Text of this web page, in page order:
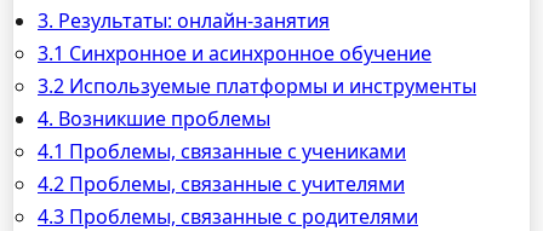
3. Результаты: онлайн-занятия
3.1 Синхронное и асинхронное обучение
3.2 Используемые платформы и инструменты
4. Возникшие проблемы
4.1 Проблемы, связанные с учениками
4.2 Проблемы, связанные с учителями
4.3 Проблемы, связанные с родителями